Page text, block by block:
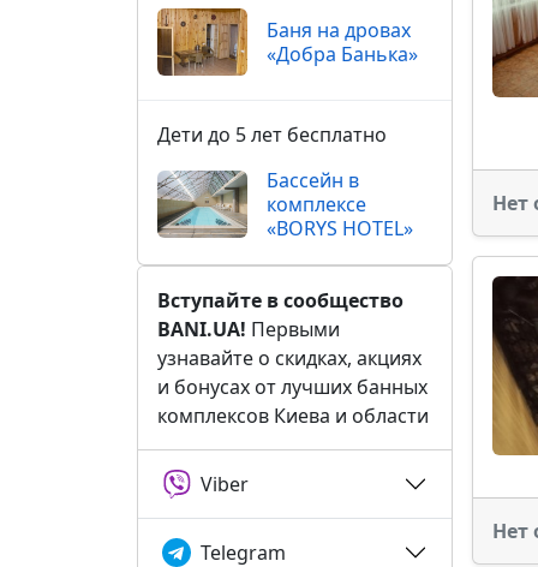
Нет
Нет
Баня на дровах
«Добра Банька»
Дети до 5 лет бесплатно
Бассейн в
комплексе
«BORYS HOTEL»
Вступайте в сообщество
BANI.UA! Первыми
узнавайте о скидках, акциях
и бонусах от лучших банных
комплексов Киева и области
Viber
Telegram